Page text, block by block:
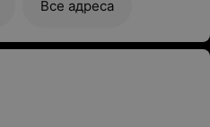
Все адреса